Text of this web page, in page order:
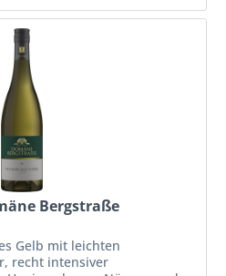
Bergstraße
Gelb mit leichten
recht intensiver